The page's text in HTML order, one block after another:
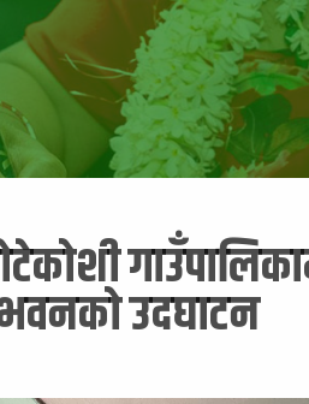
उदघाटन